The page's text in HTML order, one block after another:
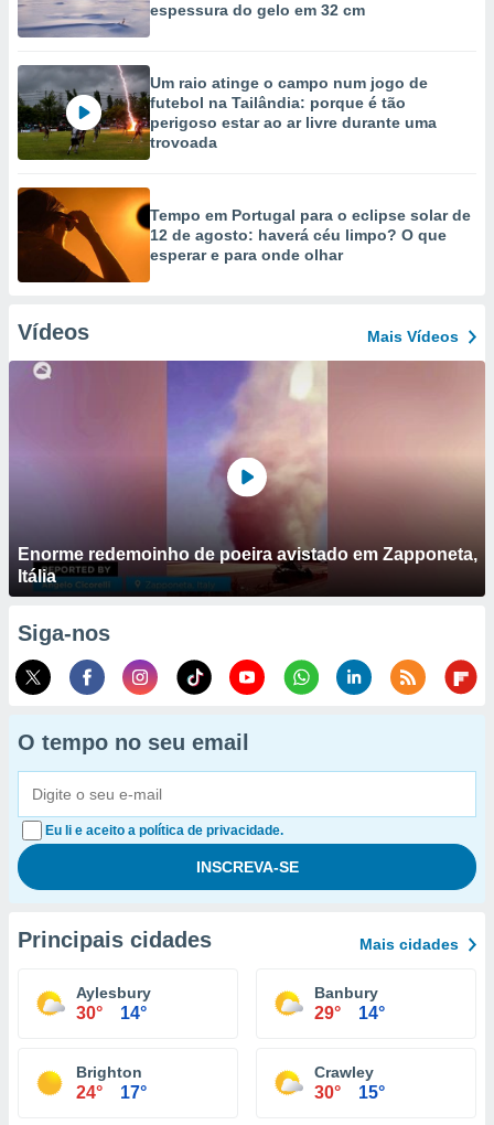
espessura do gelo em 32 cm
Um raio atinge o campo num jogo de
futebol na Tailândia: porque é tão
perigoso estar ao ar livre durante uma
trovoada
Tempo em Portugal para o eclipse solar de
12 de agosto: haverá céu limpo? O que
esperar e para onde olhar
Vídeos Mais Vídeos
Enorme redemoinho de poeira avistado em Zapponeta,
Itália
Siga-nos
O tempo no seu email
Eu li e aceito a política de privacidade.
Principais cidades Mais cidades
Aylesbury
30° 14°
Banbury
29° 14°
Brighton
24° 17°
Crawley
30° 15°